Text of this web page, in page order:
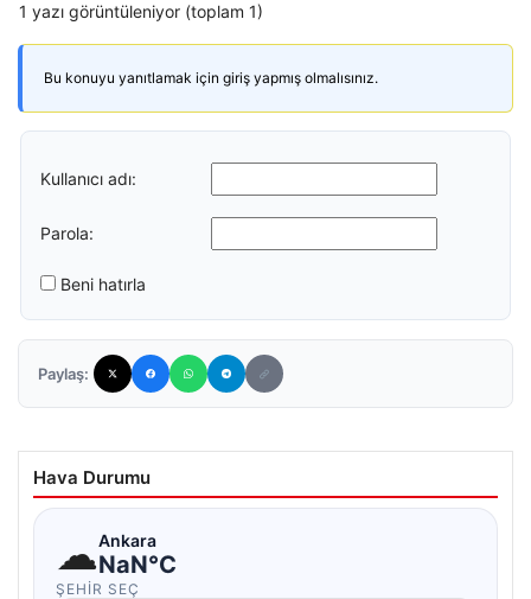
1 yazı görüntüleniyor (toplam 1)
Bu konuyu yanıtlamak için giriş yapmış olmalısınız.
Kullanıcı adı:
Parola:
Beni hatırla
Paylaş:
Hava Durumu
☁Ankara
NaN°C
ŞEHIR SEÇ